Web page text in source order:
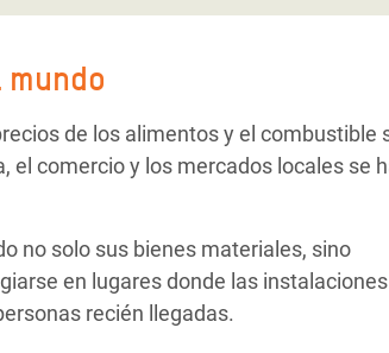
de los alimentos y el combustible
el comercio y los mercados locales se
no solo sus bienes materiales, sino
en lugares donde las instalaciones
recién llegadas.